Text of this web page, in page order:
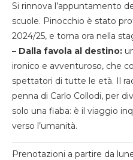
Si rinnova l’appuntamento
scuole. Pinocchio è stato
2024/25, e torna ora nella
– Dalla favola al destino:
ironico e avventuroso, che
spettatori di tutte le età. Il
penna di Carlo Collodi, per
solo una fiaba: è il viaggio
verso l’umanità.
Prenotazioni a partire da